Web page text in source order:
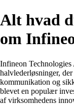
Alt hvad
om
Infineon
halvlederløsninger,
kommunikation og
blevet en populær
af virksomhedens